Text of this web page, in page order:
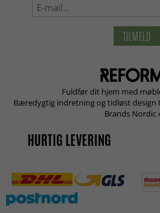
TILMELD
Fuldfør dit hjem med
Bæredygtig indretning og tidløst design
Brands Nordic
HURTIG LEVERING